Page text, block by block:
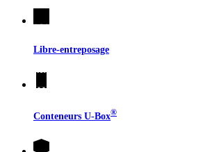
Libre-entreposage
Conteneurs U-Box®